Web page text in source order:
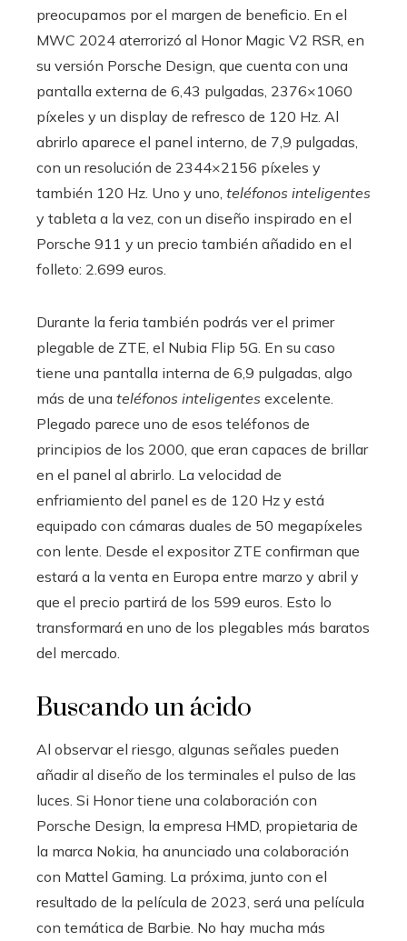
preocupamos por el margen de beneficio. En el
MWC 2024 aterrorizó al Honor Magic V2 RSR, en
su versión Porsche Design, que cuenta con una
pantalla externa de 6,43 pulgadas, 2376×1060
píxeles y un display de refresco de 120 Hz. Al
abrirlo aparece el panel interno, de 7,9 pulgadas,
con un resolución de 2344×2156 píxeles y
también 120 Hz. Uno y uno, teléfonos inteligentes
y tableta a la vez, con un diseño inspirado en el
Porsche 911 y un precio también añadido en el
folleto: 2.699 euros.
Durante la feria también podrás ver el primer
plegable de ZTE, el Nubia Flip 5G. En su caso
tiene una pantalla interna de 6,9 ​​pulgadas, algo
más de una teléfonos inteligentes excelente.
Plegado parece uno de esos teléfonos de
principios de los 2000, que eran capaces de brillar
en el panel al abrirlo. La velocidad de
enfriamiento del panel es de 120 Hz y está
equipado con cámaras duales de 50 megapíxeles
con lente. Desde el expositor ZTE confirman que
estará a la venta en Europa entre marzo y abril y
que el precio partirá de los 599 euros. Esto lo
transformará en uno de los plegables más baratos
del mercado.
Buscando un ácido
Al observar el riesgo, algunas señales pueden
añadir al diseño de los terminales el pulso de las
luces. Si Honor tiene una colaboración con
Porsche Design, la empresa HMD, propietaria de
la marca Nokia, ha anunciado una colaboración
con Mattel Gaming. La próxima, junto con el
resultado de la película de 2023, será una película
con temática de Barbie. No hay mucha más